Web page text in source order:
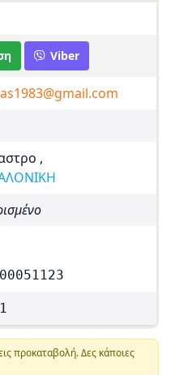
Viber
,
προκαταβολή. Δες κάποιες